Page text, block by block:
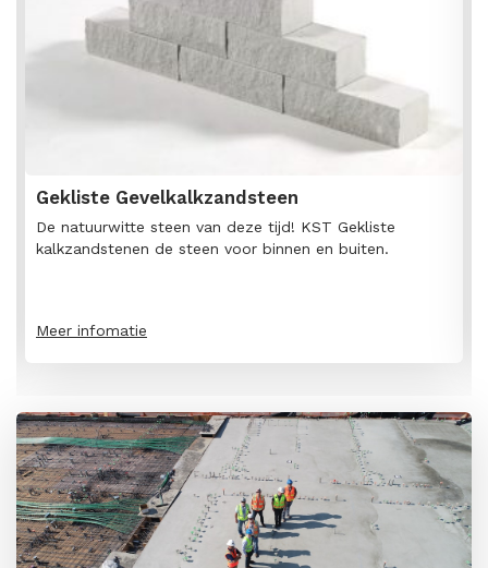
Gekliste Gevelkalkzandsteen
De natuurwitte steen van deze tijd! KST Gekliste
kalkzandstenen de steen voor binnen en buiten.
Meer infomatie